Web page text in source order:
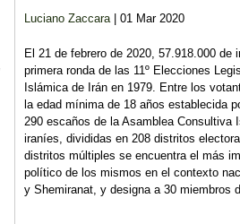
Luciano Zaccara| 01 Mar 2020
El 21 de febrero de 2020, 57.918.000
primera ronda de las 11º Elecciones
Islámica de Irán en 1979. Entre los
la edad mínima de 18 años establecida
290 escaños de la Asamblea
iraníes, divididas en 208 distritos
distritos múltiples se encuentra el más
político de los mismos en el contexto
y Shemiranat, y designa a 30 miembros